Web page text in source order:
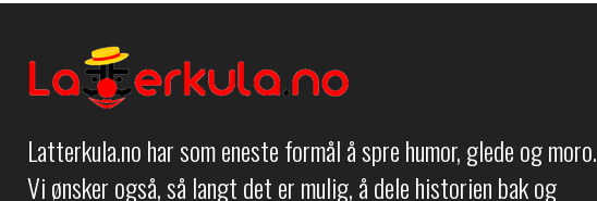
Latterkula.no har som eneste formål å spre humor, glede og moro.
Vi ønsker også, så langt det er mulig, å dele historien bak og